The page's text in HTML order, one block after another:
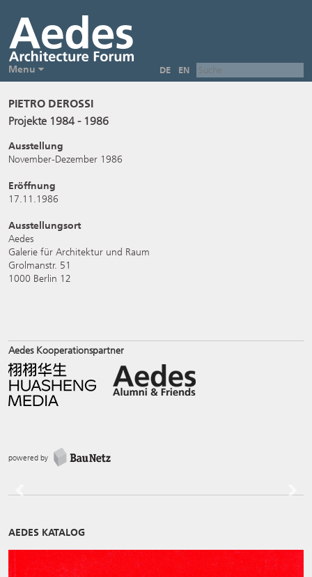
DE EN
Menu
PIETRO DEROSSI
Projekte 1984 - 1986
Ausstellung
November-Dezember 1986
Eröffnung
17.11.1986
Ausstellungsort
Aedes
Galerie für Architektur und Raum
Grolmanstr. 51
1000 Berlin 12
Aedes Kooperationspartner
powered by
AEDES KATALOG